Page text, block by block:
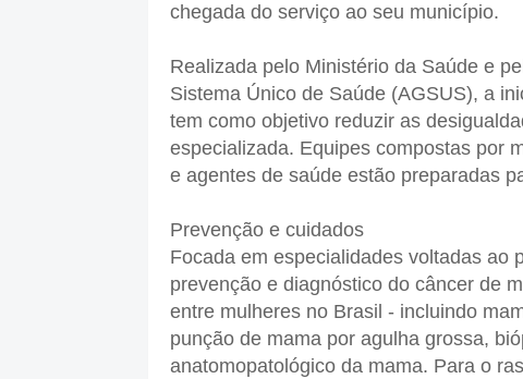
chegada do serviço ao seu município.
Realizada pelo Ministério da Saúde e
Sistema Único de Saúde (AGSUS), a
tem como objetivo reduzir as
especializada. Equipes compostas por
e agentes de saúde estão preparadas
Prevenção e cuidados
Focada em especialidades voltadas ao
prevenção e diagnóstico do câncer de
entre mulheres no Brasil - incluindo
punção de mama por agulha grossa,
anatomopatológico da mama. Para o